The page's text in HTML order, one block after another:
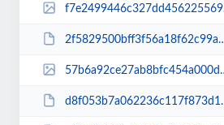
f7e2499446c327dd4562255692d52f18.jpg
2f5829500bff3f56a18f62c99a120f9d.pdf
57b6a92ce27ab8bfc454a000dd430fe4.jpg
d8f053b7a062236c117f873d1e66fc23.pdf